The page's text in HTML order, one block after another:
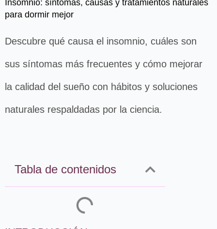
para dormir mejor
Descubre qué causa el insomnio, cuáles son
sus síntomas más frecuentes y cómo mejorar
la calidad del sueño con hábitos y soluciones
naturales respaldadas por la ciencia.
Tabla de contenidos